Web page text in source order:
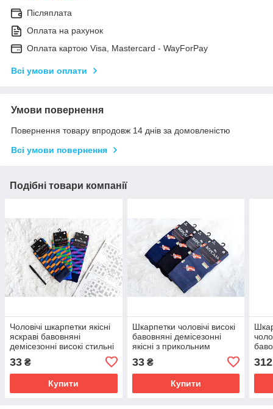
Післяплата
Оплата на рахунок
Оплата картою Visa, Mastercard - WayForPay
Всі умови оплати
Умови повернення
Повернення товару впродовж 14 днів за домовленістю
Всі умови повернення
Подібні товари компанії
Чоловічі шкарпетки якісні
яскраві бавовняні
демісезонні високі стильні
паковання
33 ₴
Купити
Шкарпетки чоловічі високі
бавовняні демісезонні
якісні з прикольним
принтом 40-41 розмір 12
штук паковання
33₴
Купити
312